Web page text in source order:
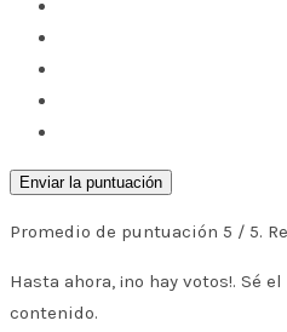
Enviar la puntuación
Promedio de puntuación 5 / 5.
Hasta ahora, ¡no hay votos!. Sé
contenido.